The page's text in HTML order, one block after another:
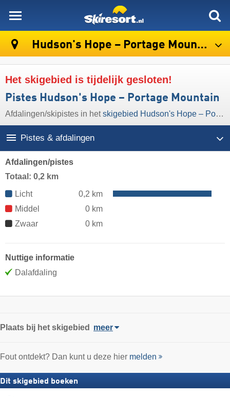
Hudson's Hope – Portage Mountain
Het skigebied is tijdelijk gesloten!
Pistes Hudson's Hope – Portage Mountain
Afdalingen/​skipistes in hetskigebied Hudson's Hope – Portage Mountain
Pistes & afdalingen
Afdalingen/pistes
Totaal: 0,2 km
Licht
0,2 km
Middel
0 km
Zwaar
0 km
Nuttige informatie
Dalafdaling
Plaats bij het skigebied meer
Fout ontdekt? Dan kunt u deze hier melden
Dit skigebied boeken